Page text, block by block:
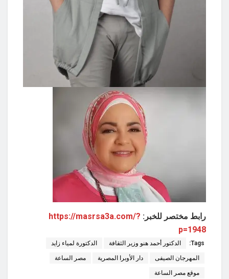
رابط مختصر للخبر: https://masrsa3a.com/?
p=1948
Tags: الدكتور أحمد هنو وزير الثقافة الدكتورة لمياء زايد
المهرجان الصيفى دار الأوبرا المصرية مصر الساعة
موقع مصر الساعة